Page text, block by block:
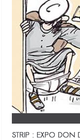
STRIP : EXPO DON